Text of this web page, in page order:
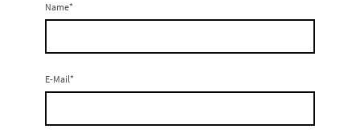
Name*
E-Mail*